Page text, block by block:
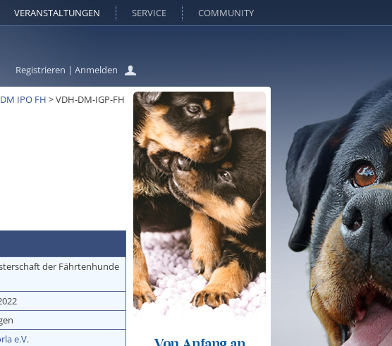
Registrieren | Anmelden
VERANSTALTUNGEN SERVICE COMMUNITY
IPO FH >VDH-DM-IGP-FH
der Fährtenhunde
e.V.